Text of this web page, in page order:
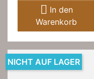

Warenkorb
NICHT AUF LAGER